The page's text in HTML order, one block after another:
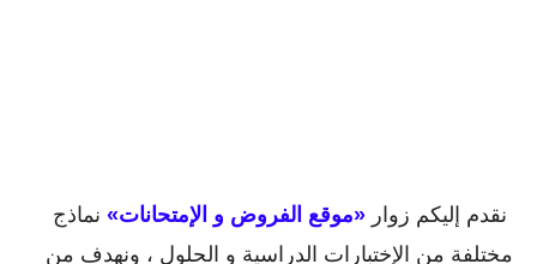
نقدم إليكم زوار «موقع الفروض و الإمتحانات» نماذج
مختلفة من الإختبارات الدراسية و الحلول ، ونهدف من